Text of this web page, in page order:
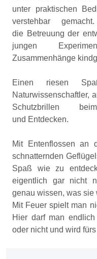
unter praktischen
verstehbar
die Betreuung der
jungen
Zusammenhänge
Einen riesen
Naturwissenschaftler,
Schutzbrillen
und Entdecken.
Mit Entenflossen an
schnatternden
Spaß wie zu
eigentlich gar nicht
genau wissen, was sie
Mit Feuer spielt man
Hier darf man
oder nicht und wird